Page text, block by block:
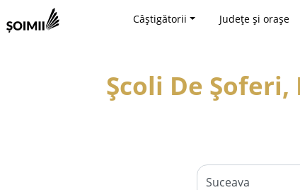
Câștigătorii Județe și orașe
Școli De